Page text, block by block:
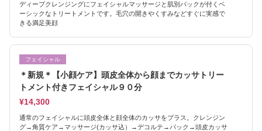
ディープクレンジングにフェイシャルマッサージと肌別パックが付くベ
ーシックなトリートメントです。毛穴の開きやくすみなどすぐに実感で
きる満足美顔
フェイシャル
＊新規＊【小顔ケア】頭皮全体から顔までカッサトリー
トメント付きフェイシャル９０分
¥14,300
通常のフェイシャルに頭皮全体と顔全体のカッサをプラス。クレンジン
グ→角質ケア→マッサージ(カッサ込）→デコルテ→パック→頭皮カッサ